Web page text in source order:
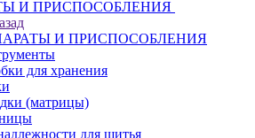
И ПРИСПОСОБЛЕНИЯ
И ПРИСПОСОБЛЕНИЯ
для хранения
(матрицы)
для шитья